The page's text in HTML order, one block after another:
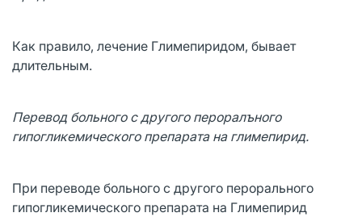
Как правило, лечение Глимепиридом, бывает
длительным.
Перевод больного с другого пероралъного
гипогликемического препарата на глимепирид.
При переводе больного с другого перорального
гипогликемического препарата на Глимепирид